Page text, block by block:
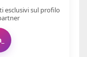
esclusivi sul profilo